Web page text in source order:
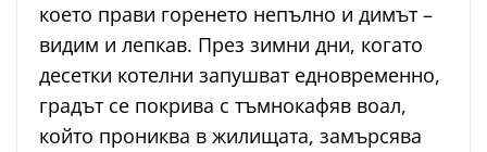
което прави горенето непълно и димът –
видим и лепкав. През зимни дни, когато
десетки котелни запушват едновременно,
градът се покрива с тъмнокафяв воал,
който прониква в жилищата, замърсява